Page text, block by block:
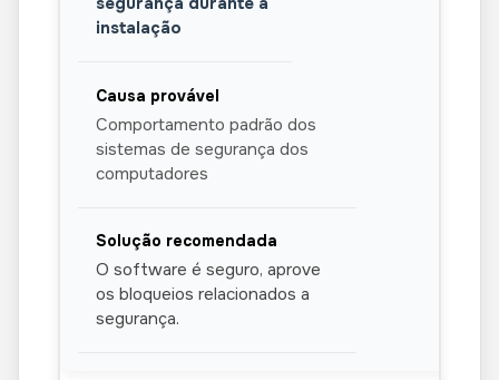
instalação
Comportamento padrão dos
sistemas de segurança dos
computadores
O software é seguro, aprove
os bloqueios relacionados a
segurança.